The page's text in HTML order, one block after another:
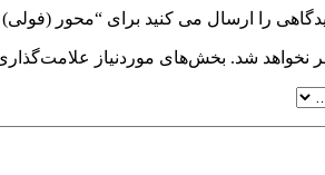
را ارسال می کنید برای “محور (فولی)
نخواهد شد. بخش‌های موردنیاز